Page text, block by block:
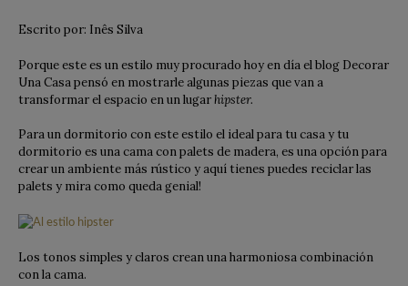
Escrito por: Inês Silva
Porque este es un estilo muy procurado hoy en día el blog Decorar
Una Casa pensó en mostrarle algunas piezas que van a
transformar el espacio en un lugarhipster.
Para un dormitorio con este estilo el ideal para tu casa y tu
dormitorio es una cama con palets de madera, es una opción para
crear un ambiente más rústico y aquí tienes puedes reciclar las
palets y mira como queda genial!
Los tonos simples y claros crean una harmoniosa combinación
con la cama.